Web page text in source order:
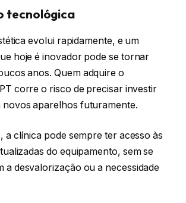
tecnológica
evolui rapidamente, e um
hoje é inovador pode se tornar
anos. Quem adquire o
corre o risco de precisar investir
novos aparelhos futuramente.
a clínica pode sempre ter acesso às
do equipamento, sem se
a desvalorização ou a necessidade